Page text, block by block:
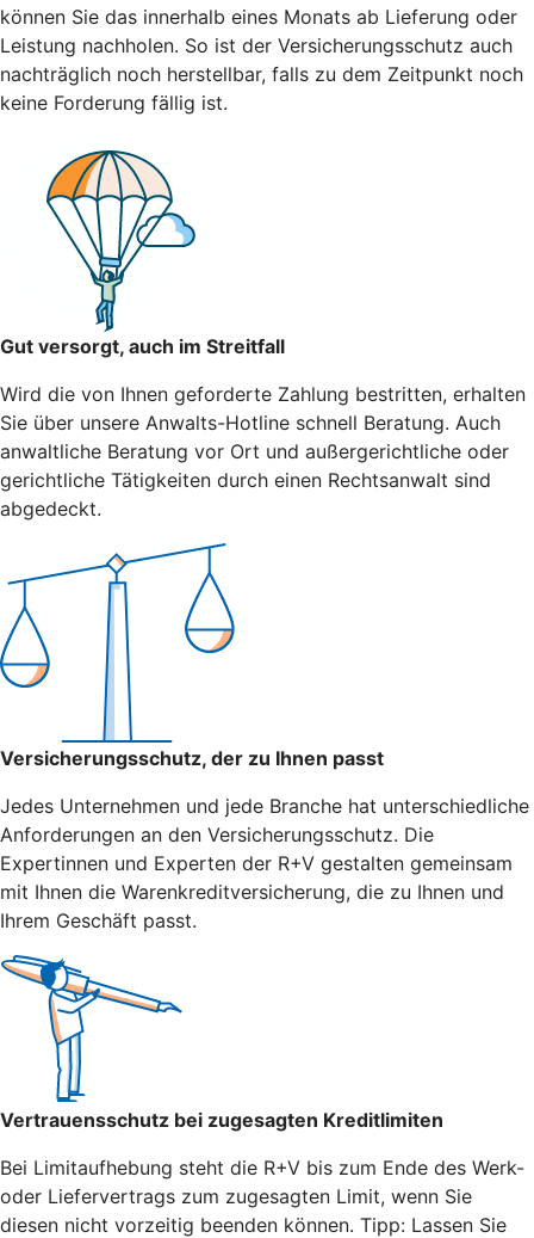
können Sie das innerhalb eines Monats ab Lieferung oder
Leistung nachholen. So ist der Versicherungsschutz auch
nachträglich noch herstellbar, falls zu dem Zeitpunkt noch
keine Forderung fällig ist.
Gut versorgt, auch im Streitfall
Wird die von Ihnen geforderte Zahlung bestritten, erhalten
Sie über unsere Anwalts-Hotline schnell Beratung. Auch
anwaltliche Beratung vor Ort und außergerichtliche oder
gerichtliche Tätigkeiten durch einen Rechtsanwalt sind
abgedeckt.
Versicherungsschutz, der zu Ihnen passt
Jedes Unternehmen und jede Branche hat unterschiedliche
Anforderungen an den Versicherungsschutz. Die
Expertinnen und Experten der R+V gestalten gemeinsam
mit Ihnen die Warenkreditversicherung, die zu Ihnen und
Ihrem Geschäft passt.
Vertrauensschutz bei zugesagten Kreditlimiten
Bei Limitaufhebung steht die R+V bis zum Ende des Werk-
oder Liefervertrags zum zugesagten Limit, wenn Sie
diesen nicht vorzeitig beenden können. Tipp: Lassen Sie